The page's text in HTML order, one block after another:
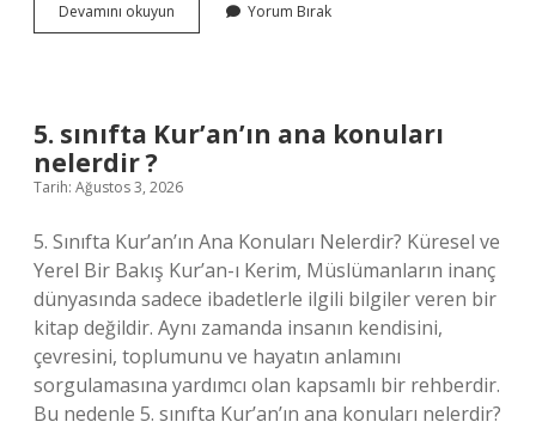
Devamını okuyun
olmak
Yorum Bırak
5. sınıfta Kur’an’ın ana konuları
nelerdir ?
Tarih: Ağustos 3, 2026
5. Sınıfta Kur’an’ın Ana Konuları Nelerdir? Küresel ve
Yerel Bir Bakış Kur’an-ı Kerim, Müslümanların inanç
dünyasında sadece ibadetlerle ilgili bilgiler veren bir
kitap değildir. Aynı zamanda insanın kendisini,
çevresini, toplumunu ve hayatın anlamını
sorgulamasına yardımcı olan kapsamlı bir rehberdir.
Bu nedenle 5. sınıfta Kur’an’ın ana konuları nelerdir?